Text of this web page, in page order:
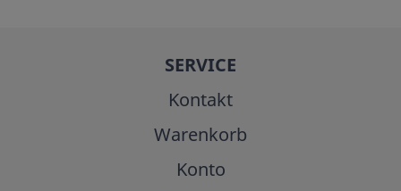
SERVICE
Kontakt
Warenkorb
Konto